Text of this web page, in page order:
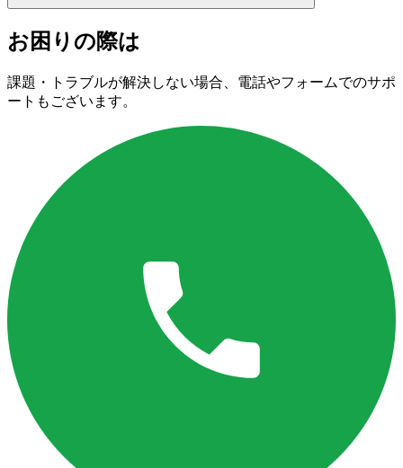
お困りの際は
課題・トラブルが解決しない場合、電話やフォームでのサポ
ートもございます。